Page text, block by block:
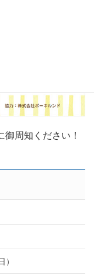
御周知ください！